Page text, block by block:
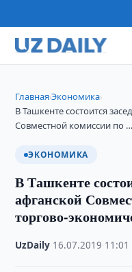
Главная›Экономика›
В Ташкенте состоится
Совместной комиссии по …
ЭКОНОМИКА
В Ташкенте
афганской
торгово-
UzDaily 16.07.2019 11:01